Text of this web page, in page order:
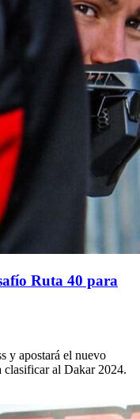
Ruta 40 para
y apostará el nuevo
clasificar al Dakar 2024.